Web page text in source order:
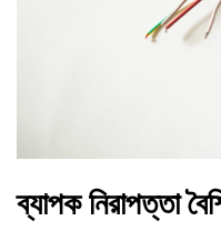
ব্যাপক নিরাপত্তা